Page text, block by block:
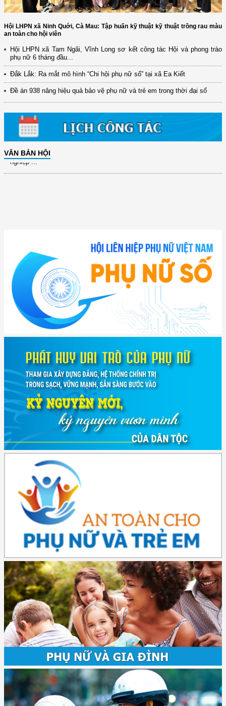
Hội LHPN xã Ninh Quới, Cà Mau: Tập huấn kỹ thuật kỹ thuật trồng rau màu
an toàn cho hội viên
Hội LHPN xã Tam Ngãi, Vĩnh Long sơ kết công tác Hội và phong trào
phụ nữ 6 tháng đầu...
Đắk Lắk: Ra mắt mô hình “Chi hội phụ nữ số” tại xã Ea Kiết
Đề án 938 nâng hiệu quả bảo vệ phụ nữ và trẻ em trong thời đại số
VĂN BẢN HỘI
(12/TB-HĐKH) V/v đăng ký, đề xuất nhiệm vụ Khoa học, công nghệ và
đổi mới ...
(898/KH/ĐCT) Kế hoạch thực hiện Quyết định số 2415/QĐ-TTg ngày
(891/KH-ĐCT) Kế hoạch thực hiện Nghị quyết số 72-NQ/TW ngày
9/9/2025 của Bộ ...
nghiệp ...